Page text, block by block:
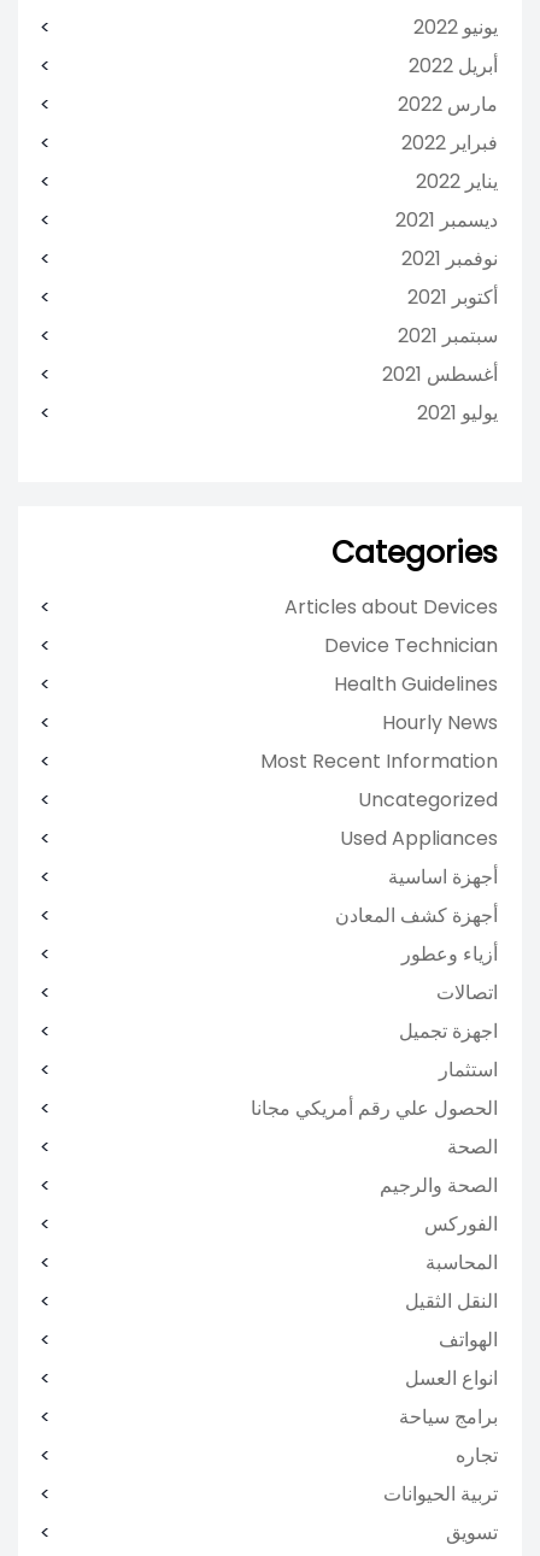
يونيو 2022
أبريل 2022
مارس 2022
فبراير 2022
يناير 2022
ديسمبر 2021
نوفمبر 2021
أكتوبر 2021
سبتمبر 2021
أغسطس 2021
يوليو 2021
Categories
Articles about Devices
Device Technician
Health Guidelines
Hourly News
Most Recent Information
Uncategorized
Used Appliances
أجهزة اساسية
أجهزة كشف المعادن
أزياء وعطور
اتصالات
اجهزة تجميل
استثمار
الحصول علي رقم أمريكي مجانا
الصحة
الصحة والرجيم
الفوركس
المحاسبة
النقل الثقيل
الهواتف
انواع العسل
برامج سياحة
تجاره
تربية الحيوانات
تسويق